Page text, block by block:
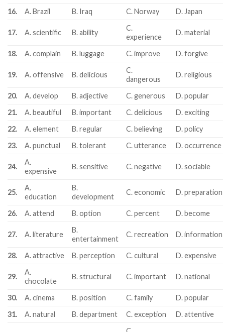
16.
A. Brazil B. Iraq C. Norway D. Japan
17. A. scientific B. ability
C.
experience
D. material
18. A. complain B. luggage C. improve D. forgive
19. A. offensive B. delicious
C.
dangerous
D. religious
20. A. develop B. adjective C. generous
D. popular
21.
A. beautiful B. important C. delicious
D. exciting
22.
A. element B. regular C. believing
D. policy
23.
A. punctual B. tolerant C. utterance D. occurrence
24.
A.
expensive
B. sensitive C. negative D. sociable
25.
A.
education
B.
development
C. economic D. preparation
26. A. attend B. option C. percent D. become
27. A. literature
B.
entertainment
C. recreation D. information
28. A. attractive B. perception C. cultural D. expensive
29.
A.
chocolate
B. structural C. important D. national
30. A. cinema B. position C. family
D. popular
31.
A. natural B. department C. exception D. attentive